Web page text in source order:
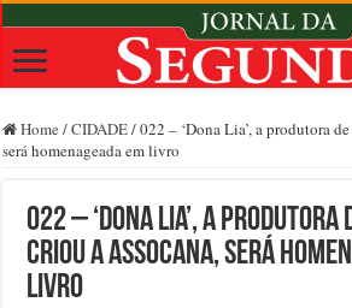
Home /CIDADE/022 – ‘Dona Lia’, a produtora
será homenageada em livro
022 – ‘Dona Lia’, a produtora
criou a Assocana, será
livro